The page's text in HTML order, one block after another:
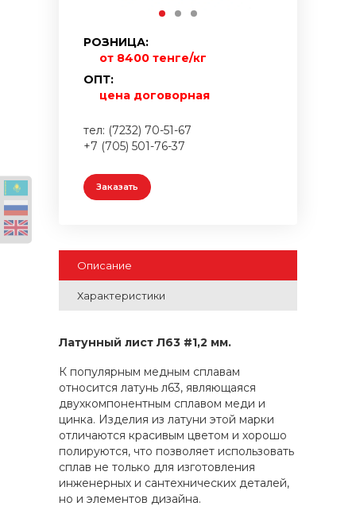
РОЗНИЦА:
от 8400 тенге/кг
ОПТ:
цена договорная
тел: (7232) 70-51-67
+7 (705) 501-76-37
Заказать
Описание
Характеристики
Латунный лист Л63 #1,2 мм.
К популярным медным сплавам
относится латунь л63, являющаяся
двухкомпонентным сплавом меди и
цинка. Изделия из латуни этой марки
отличаются красивым цветом и хорошо
полируются, что позволяет использовать
сплав не только для изготовления
инженерных и сантехнических деталей,
но и элементов дизайна.